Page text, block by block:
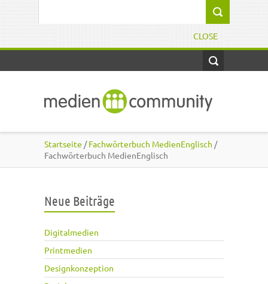
CLOSE
Startseite /Fachwörterbuch MedienEnglisch /
Fachwörterbuch MedienEnglisch
Neue Beiträge
Digitalmedien
Printmedien
Designkonzeption